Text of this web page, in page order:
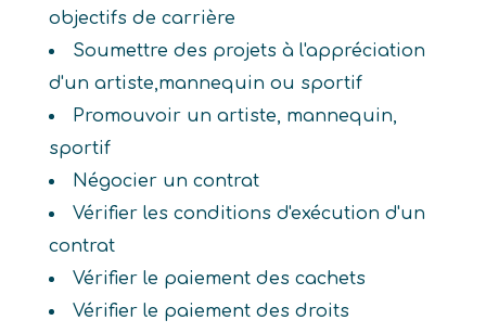
objectifs de carrière
Soumettre des projets à l'appréciation
d'un artiste,mannequin ou sportif
Promouvoir un artiste, mannequin,
sportif
Négocier un contrat
Vérifier les conditions d'exécution d'un
contrat
Vérifier le paiement des cachets
Vérifier le paiement des droits